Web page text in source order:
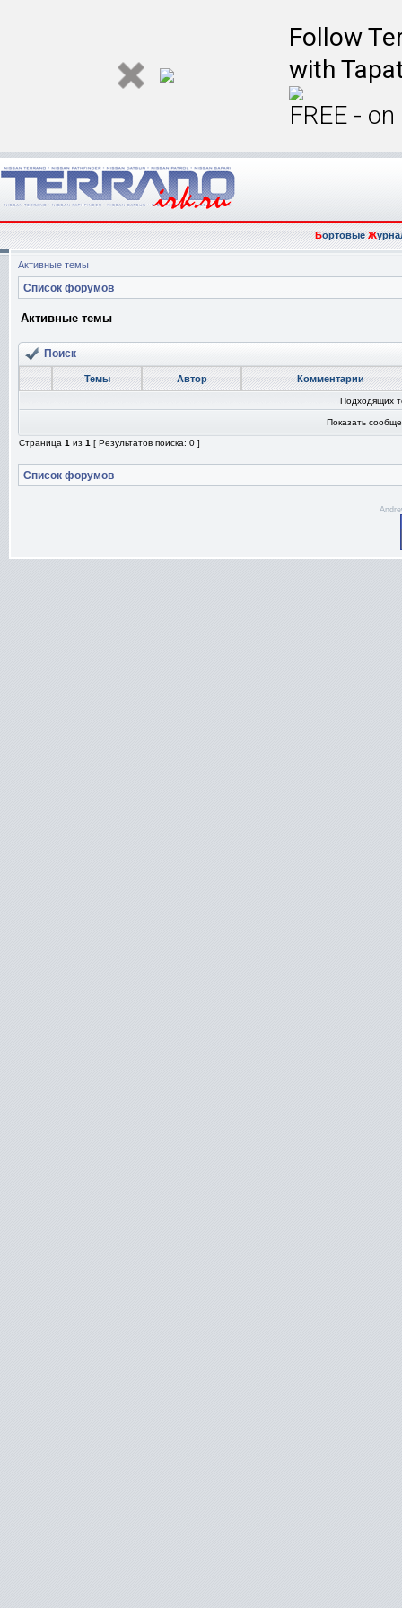
Follow
with
FREE -
БортовыеЖ
Активные темы
Список форумов
Активные темы
Поиск
Темы Автор Комментарии
Подходящих
Показать
Страница 1 из 1 [ Результатов поиска: 0 ]
Список форумов